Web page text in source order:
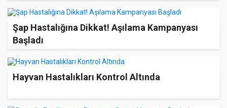
Şap Hastalığına Dikkat! Aşılama Kampanyası
Başladı
Hayvan Hastalıkları Kontrol Altında